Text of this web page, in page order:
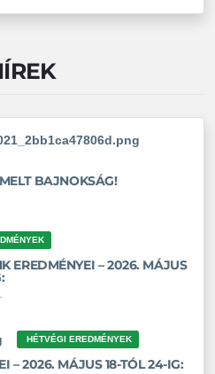
BAJNOKSÁG!
EREDMÉNYEI – 2026. MÁJUS
HÉTVÉGI EREDMÉNYEK
– 2026. MÁJUS 18-TÓL 24-IG: